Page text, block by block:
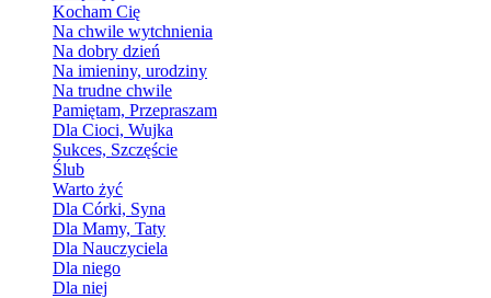
Kocham Cię
Na chwile wytchnienia
Na dobry dzień
Na imieniny, urodziny
Na trudne chwile
Pamiętam, Przepraszam
Dla Cioci, Wujka
Sukces, Szczęście
Ślub
Warto żyć
Dla Córki, Syna
Dla Mamy, Taty
Dla Nauczyciela
Dla niego
Dla niej